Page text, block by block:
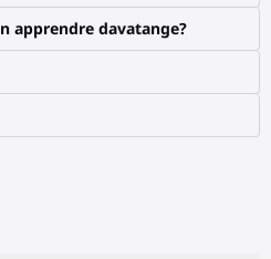
apprendre davatange?